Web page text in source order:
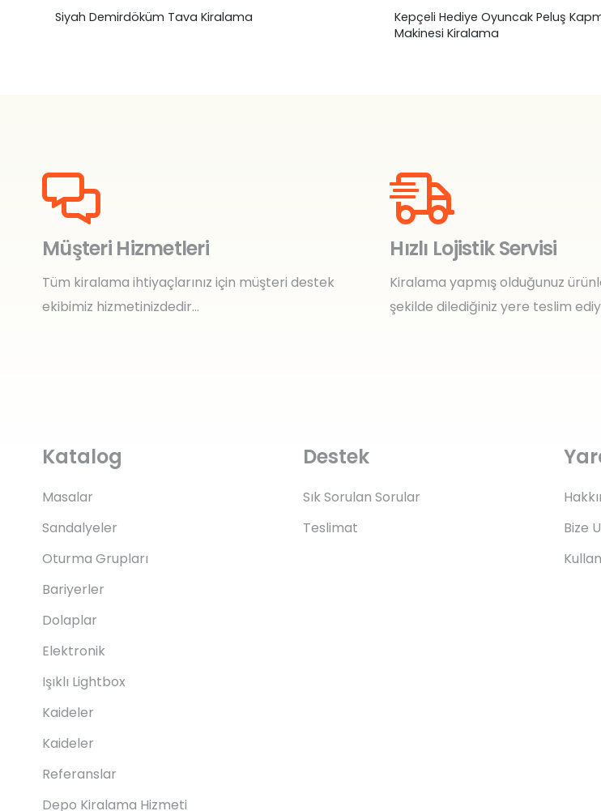
Siyah Demirdöküm Tava Kiralama
Kepçeli Hediye Oyuncak Peluş
Makinesi Kiralama
Müşteri Hizmetleri
Tüm kiralama ihtiyaçlarınız için müşteri destek
ekibimiz hizmetinizdedir…
Hızlı Lojistik Servisi
Kiralama yapmış olduğunuz
şekilde dilediğiniz yere teslim
Katalog
Masalar
Sandalyeler
Oturma Grupları
Bariyerler
Dolaplar
Elektronik
Işıklı Lightbox
Kaideler
Kaideler
Referanslar
Depo Kiralama Hizmeti
Destek
Sık Sorulan Sorular
Teslimat
Bize